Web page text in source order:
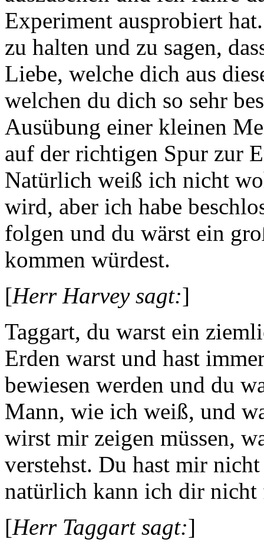
Experiment ausprobiert
zu halten und zu sagen,
Liebe, welche dich aus
welchen du dich so sehr
Ausübung einer kleinen
auf der richtigen Spur zur
Natürlich weiß ich nicht
wird, aber ich habe
folgen und du wärst ein
kommen würdest.
[Herr Harvey sagt:]
Taggart, du warst ein
Erden warst und hast
bewiesen werden und du
Mann, wie ich weiß, und
wirst mir zeigen müssen,
verstehst. Du hast mir
natürlich kann ich dir nicht
[Herr Taggart sagt:]